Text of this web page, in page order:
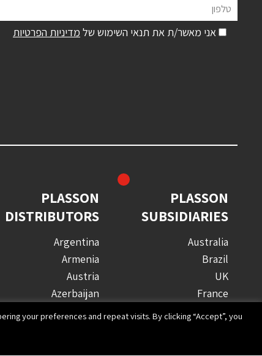
טלפון
אני מאשר/ת את תנאי השימוש של מדיניות הפרטיות
PLASSON
SUBSIDIARIES
Australia
Brazil
UK
France
Germany
PLASSON
DISTRIBUTORS
Argentina
Armenia
Austria
Azerbaijan
Barbados
your preferences and repeat visits. By clicking “Accept”, you